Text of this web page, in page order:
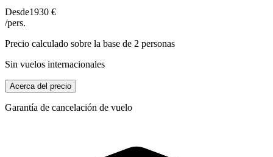
Desde1930 €
/pers.
Precio calculado sobre la base de 2 personas
Sin vuelos internacionales
Acerca del precio
Garantía de cancelación de vuelo